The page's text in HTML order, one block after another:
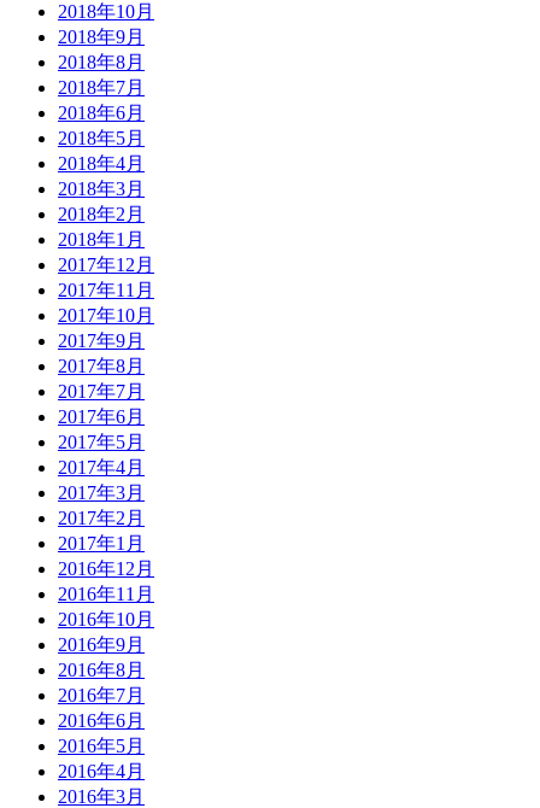
2018年10月
2018年9月
2018年8月
2018年7月
2018年6月
2018年5月
2018年4月
2018年3月
2018年2月
2018年1月
2017年12月
2017年11月
2017年10月
2017年9月
2017年8月
2017年7月
2017年6月
2017年5月
2017年4月
2017年3月
2017年2月
2017年1月
2016年12月
2016年11月
2016年10月
2016年9月
2016年8月
2016年7月
2016年6月
2016年5月
2016年4月
2016年3月